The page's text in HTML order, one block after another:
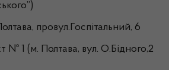
провул.Госпітальний, 6
№ 1 (м. Полтава, вул. О.Бідного,2